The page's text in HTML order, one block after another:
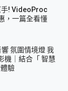
手! VideoProc
，一篇全看懂
氛圍情境燈 我
機｜結合「 智慧
驗